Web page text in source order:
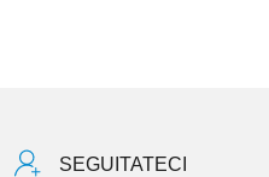
SEGUITATECI